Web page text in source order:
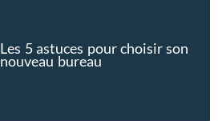
Les 5 astuces pour choisir son
nouveau bureau